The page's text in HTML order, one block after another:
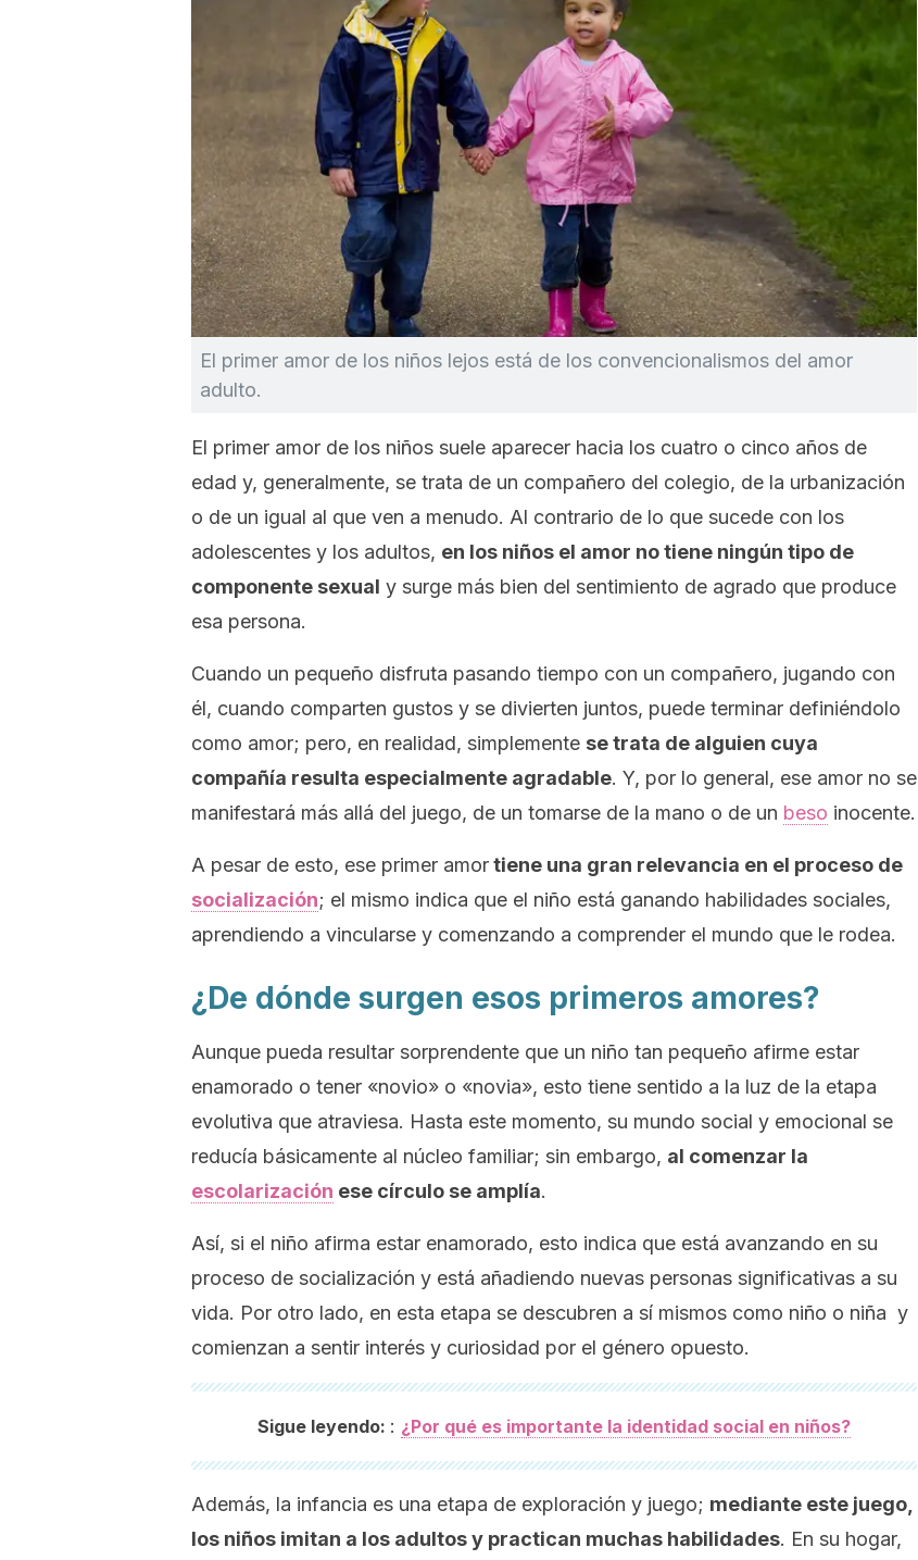
El primer amor de los niños lejos está de los convencionalismos del amor
adulto.
El primer amor de los niños suele aparecer hacia los cuatro o cinco años de
edad y, generalmente, se trata de un compañero del colegio, de la urbanización
o de un igual al que ven a menudo. Al contrario de lo que sucede con los
adolescentes y los adultos, en los niños el amor no tiene ningún tipo de
componente sexual y surge más bien del sentimiento de agrado que produce
esa persona.
Cuando un pequeño disfruta pasando tiempo con un compañero, jugando con
él, cuando comparten gustos y se divierten juntos, puede terminar definiéndolo
como amor; pero, en realidad, simplemente se trata de alguien cuya
compañía resulta especialmente agradable. Y, por lo general, ese amor no se
manifestará más allá del juego, de un tomarse de la mano o de un beso inocente.
A pesar de esto, ese primer amortiene una gran relevancia en el proceso de
socialización; el mismo indica que el niño está ganando habilidades sociales,
aprendiendo a vincularse y comenzando a comprender el mundo que le rodea.
¿De dónde surgen esos primeros amores?
Aunque pueda resultar sorprendente que un niño tan pequeño afirme estar
enamorado o tener «novio» o «novia», esto tiene sentido a la luz de la etapa
evolutiva que atraviesa. Hasta este momento, su mundo social y emocional se
reducía básicamente al núcleo familiar; sin embargo, al comenzar la
escolarización ese círculo se amplía.
Así, si el niño afirma estar enamorado, esto indica que está avanzando en su
proceso de socialización y está añadiendo nuevas personas significativas a su
vida. Por otro lado, en esta etapa se descubren a sí mismos como niño o niña y
comienzan a sentir interés y curiosidad por el género opuesto.
Sigue leyendo: : ¿Por qué es importante la identidad social en niños?
Además, la infancia es una etapa de exploración y juego; mediante este juego,
los niños imitan a los adultos y practican muchas habilidades. En su hogar,